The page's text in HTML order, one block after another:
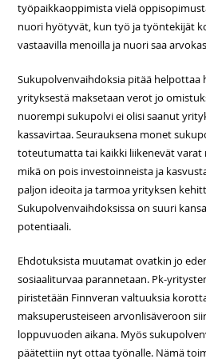
työpaikkaoppimista vielä
nuori hyötyvät, kun työ ja työntekijät
vastaavilla menoilla ja nuori saa
Sukupolvenvaihdoksia pitää helpottaa
yrityksestä maksetaan verot jo
nuorempi sukupolvi ei olisi saanut
kassavirtaa. Seurauksena monet
toteutumatta tai kaikki liikenevät varat
mikä on pois investoinneista ja
paljon ideoita ja tarmoa yrityksen
Sukupolvenvaihdoksissa on suuri
potentiaali.
Ehdotuksista muutamat ovatkin jo
sosiaaliturvaa parannetaan. Pk-
piristetään Finnveran valtuuksia
maksuperusteiseen arvonlisäveroon
loppuvuoden aikana. Myös
päätettiin nyt ottaa työnalle. Nämä